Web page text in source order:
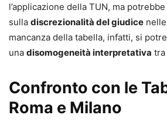
l’applicazione della TUN, ma
sulla discrezionalità del giudice
mancanza della tabella, infatti, si
una disomogeneità interpretativa tra
Confronto con le
Roma e Milano